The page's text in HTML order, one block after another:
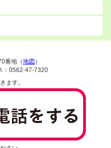
番地（地図 ）
：0562-47-7320
ます。